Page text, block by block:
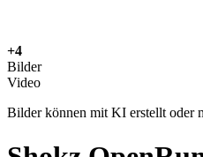
+4
Bilder
Video
Bilder können mit KI erstellt oder